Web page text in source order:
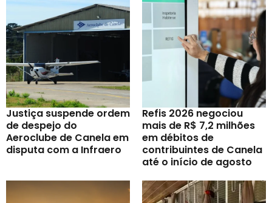
Justiça suspende ordem
de despejo do
Aeroclube de Canela em
disputa com a Infraero
Refis 2026 negociou
mais de R$ 7,2 milhões
em débitos de
contribuintes de Canela
até o início de agosto